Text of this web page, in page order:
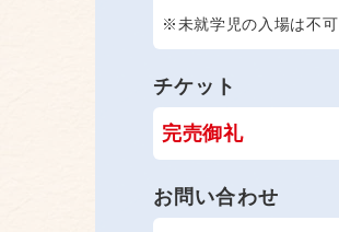
※未就学児の入場は不可
チケット
完売御礼
お問い合わせ